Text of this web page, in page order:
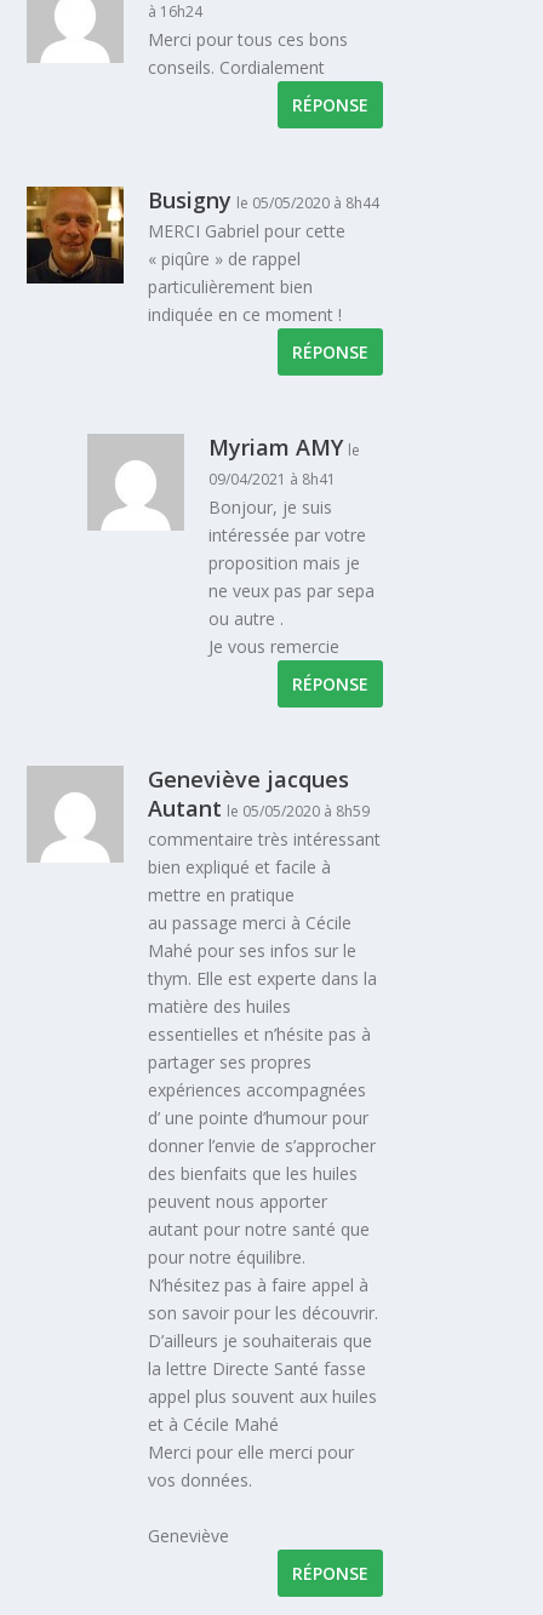
à 16h24
Merci pour tous ces bons
conseils. Cordialement
RÉPONSE
Busigny le 05/05/2020 à 8h44
MERCI Gabriel pour cette
« piqûre » de rappel
particulièrement bien
indiquée en ce moment !
RÉPONSE
Myriam AMY le
09/04/2021 à 8h41
Bonjour, je suis
intéressée par votre
proposition mais je
ne veux pas par sepa
ou autre .
Je vous remercie
RÉPONSE
Geneviève jacques
Autant le 05/05/2020 à 8h59
commentaire très intéressant
bien expliqué et facile à
mettre en pratique
au passage merci à Cécile
Mahé pour ses infos sur le
thym. Elle est experte dans la
matière des huiles
essentielles et n’hésite pas à
partager ses propres
expériences accompagnées
d’ une pointe d’humour pour
donner l’envie de s’approcher
des bienfaits que les huiles
peuvent nous apporter
autant pour notre santé que
pour notre équilibre.
N’hésitez pas à faire appel à
son savoir pour les découvrir.
D’ailleurs je souhaiterais que
la lettre Directe Santé fasse
appel plus souvent aux huiles
et à Cécile Mahé
Merci pour elle merci pour
vos données.
Geneviève
RÉPONSE